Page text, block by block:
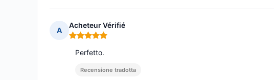
A
Acheteur Vérifié
Nota: 5 su 5
Perfetto.
Recensione tradotta